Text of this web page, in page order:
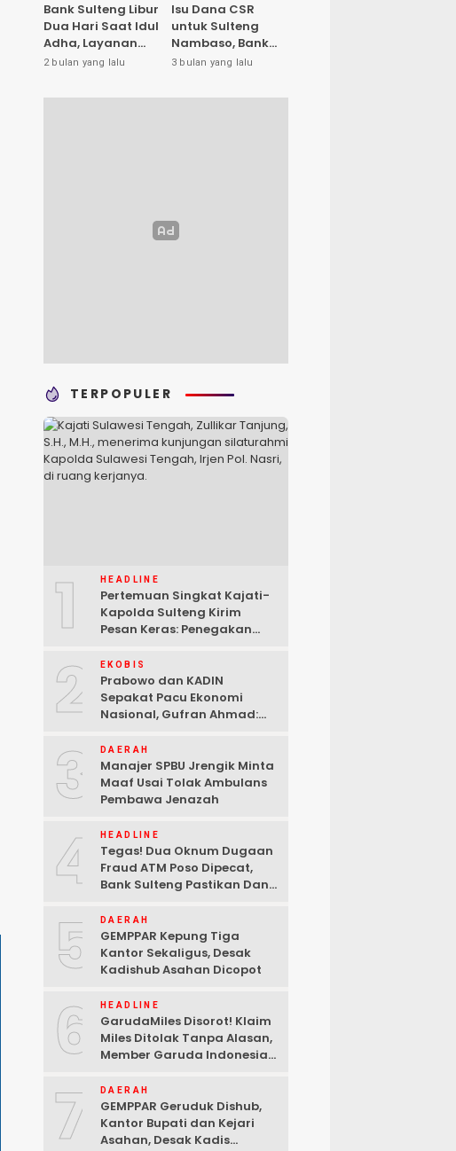
Bank Sulteng Libur
Dua Hari Saat Idul
Adha, Layanan
Kas Kembali
2 bulan yang lalu
Isu Dana CSR
untuk Sulteng
Nambaso, Bank
Sulteng Tegas
3 bulan yang lalu
TERPOPULER
1 HEADLINE
Pertemuan Singkat Kajati-
Kapolda Sulteng Kirim
Pesan Keras: Penegakan
2 EKOBIS
Prabowo dan KADIN
Sepakat Pacu Ekonomi
Nasional, Gufran Ahmad:
3 DAERAH
Manajer SPBU Jrengik Minta
Maaf Usai Tolak Ambulans
Pembawa Jenazah
4 HEADLINE
Tegas! Dua Oknum Dugaan
Fraud ATM Poso Dipecat,
Bank Sulteng Pastikan Dana
5 DAERAH
GEMPPAR Kepung Tiga
Kantor Sekaligus, Desak
Kadishub Asahan Dicopot
6 HEADLINE
GarudaMiles Disorot! Klaim
Miles Ditolak Tanpa Alasan,
Member Garuda Indonesia
7 DAERAH
GEMPPAR Geruduk Dishub,
Kantor Bupati dan Kejari
Asahan, Desak Kadis